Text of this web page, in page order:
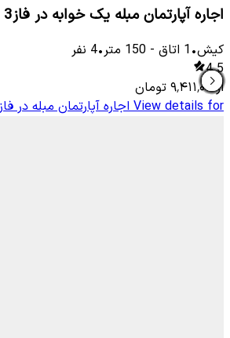
اجاره آپارتمان مبله یک خوابه در فاز3
کیش•
1 اتاق -
150 متر•
4 نفر
4.5
از۹٬۴۱۱٬۰۰۰ تومان
View details for اجاره آپارتمان مبله در فاز 4 صدف دوخوابه طبقه